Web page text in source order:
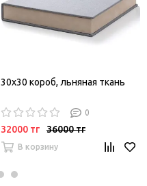
30х30 короб, льняная ткань
0
32000 тг 36000 тг
В корзину